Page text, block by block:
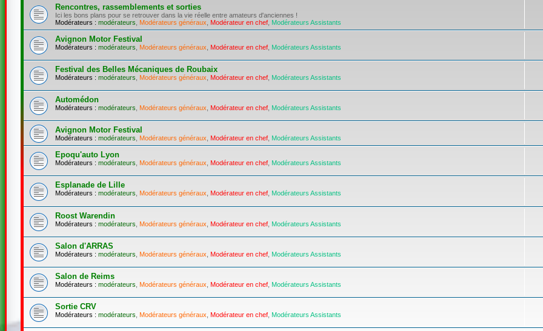
Rencontres, rassemblements et sorties
Ici les bons plans pour se retrouver dans la vie réelle entre amateurs d'anciennes !
Modérateurs : modérateurs Modérateurs généraux Modérateur en chef, Modérateurs Assistants
Avignon Motor Festival
Modérateurs : modérateurs Modérateurs généraux Modérateur en chef, Modérateurs Assistants
Festival des Belles Mécaniques de Roubaix
Modérateurs : modérateurs Modérateurs généraux Modérateur en chef, Modérateurs Assistants
Automédon
Modérateurs : modérateurs Modérateurs généraux Modérateur en chef, Modérateurs Assistants
Avignon Motor Festival
Modérateurs : modérateurs Modérateurs généraux Modérateur en chef, Modérateurs Assistants
Epoqu'auto Lyon
Modérateurs : modérateurs Modérateurs généraux Modérateur en chef, Modérateurs Assistants
Esplanade de Lille
Modérateurs : modérateurs Modérateurs généraux Modérateur en chef, Modérateurs Assistants
Roost Warendin
Modérateurs : modérateurs Modérateurs généraux Modérateur en chef, Modérateurs Assistants
Salon d'ARRAS
Modérateurs : modérateurs Modérateurs généraux Modérateur en chef, Modérateurs Assistants
Salon de Reims
Modérateurs : modérateurs Modérateurs généraux Modérateur en chef, Modérateurs Assistants
Sortie CRV
Modérateurs : modérateurs Modérateurs généraux Modérateur en chef, Modérateurs Assistants